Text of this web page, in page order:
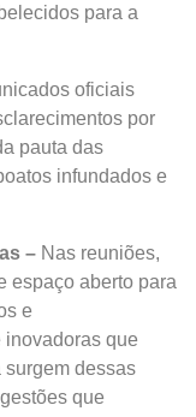
para a
oficiais
por
pauta das
infundados e
– Nas reuniões,
espaço aberto para
e
que
surgem dessas
que